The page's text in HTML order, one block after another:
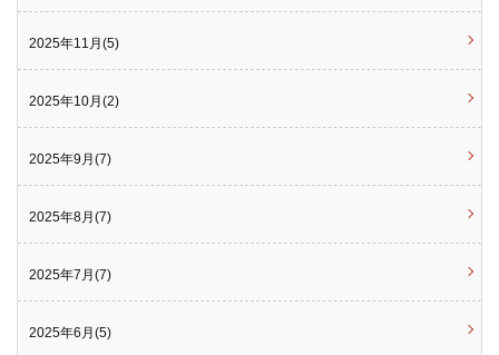
2025年11月(5)
2025年10月(2)
2025年9月(7)
2025年8月(7)
2025年7月(7)
2025年6月(5)